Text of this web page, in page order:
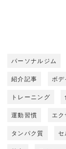
パーソナルジム
紹介記事 ボデ
トレーニング
運動習慣 エク
タンパク質 セ